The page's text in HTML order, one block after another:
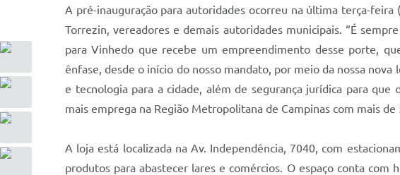
A pré-inauguração para autoridades ocorreu na última terça-
Torrezin, vereadores e demais autoridades municipais. “É
para Vinhedo que recebe um empreendimento desse porte,
ênfase, desde o início do nosso mandato, por meio da nossa
e tecnologia para a cidade, além de segurança jurídica para
mais emprega na Região Metropolitana de Campinas com mais
A loja está localizada na Av. Independência, 7040, com
produtos para abastecer lares e comércios. O espaço conta